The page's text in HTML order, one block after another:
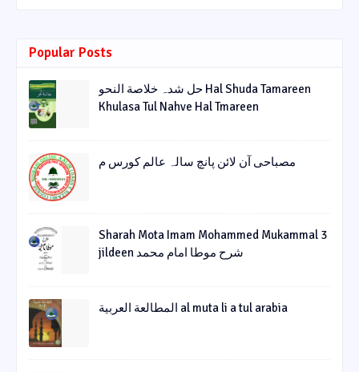
Popular Posts
حل شدہ خلاصة النحو Hal Shuda Tamareen
Khulasa Tul Nahve Hal Tmareen
مصباحی آن لائن پانچ سالہ عالم کورس م
Sharah Mota Imam Mohammed Mukammal 3
jildeen شرح موطا امام محمد
المطالعة العربية al muta li a tul arabia